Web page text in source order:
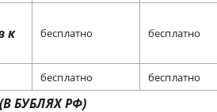
к
бесплатно бесплатно
бесплатно бесплатно
БУБЛЯХ РФ)